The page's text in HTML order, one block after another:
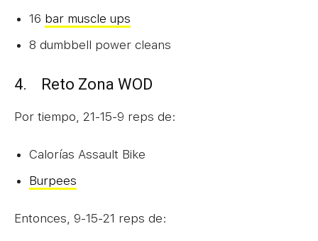
16 bar muscle ups
8 dumbbell power cleans
4. Reto Zona WOD
Por tiempo, 21-15-9 reps de:
Calorías Assault Bike
Burpees
Entonces, 9-15-21 reps de: